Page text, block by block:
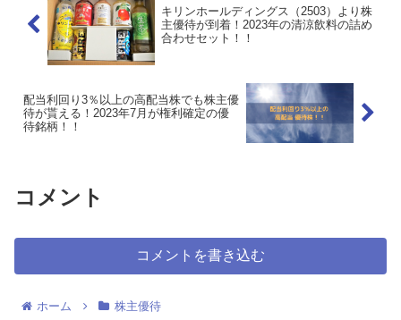
キリンホールディングス（2503）より株
主優待が到着！2023年の清涼飲料の詰め
合わせセット！！
配当利回り3％以上の高配当株でも株主優
待が貰える！2023年7月が権利確定の優
待銘柄！！
コメント
コメントを書き込む
ホーム 株主優待